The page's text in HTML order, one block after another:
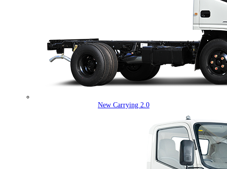
New Carrying 2.0